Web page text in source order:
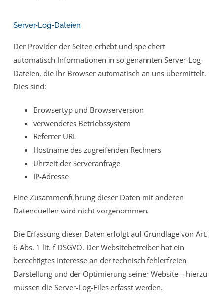
Server-Log-Dateien
Der Provider der Seiten erhebt und speichert
automatisch Informationen in so genannten Server-Log-
Dateien, die Ihr Browser automatisch an uns übermittelt.
Dies sind:
Browsertyp und Browserversion
verwendetes Betriebssystem
Referrer URL
Hostname des zugreifenden Rechners
Uhrzeit der Serveranfrage
IP-Adresse
Eine Zusammenführung dieser Daten mit anderen
Datenquellen wird nicht vorgenommen.
Die Erfassung dieser Daten erfolgt auf Grundlage von Art.
6 Abs. 1 lit. f DSGVO. Der Websitebetreiber hat ein
berechtigtes Interesse an der technisch fehlerfreien
Darstellung und der Optimierung seiner Website – hierzu
müssen die Server-Log-Files erfasst werden.